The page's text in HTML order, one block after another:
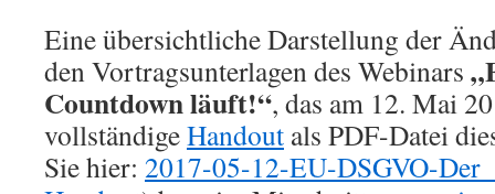
Eine übersichtliche Darstellung der
den Vortragsunterlagen des Webinars
Countdown läuft!“, das am 12. Mai
vollständigeHandout als PDF-Datei
Sie hier: 2017-05-12-EU-DSGVO-